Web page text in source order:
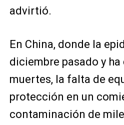
advirtió.
En China, donde la
diciembre pasado y ha
muertes, la falta de
protección en un
contaminación de